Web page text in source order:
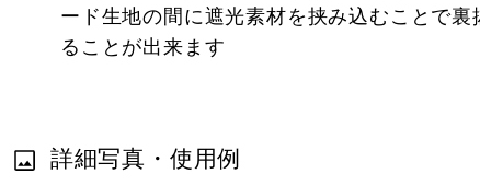
ード生地の間に遮光素材を挟み込むことで
ることが出来ます
詳細写真・使用例